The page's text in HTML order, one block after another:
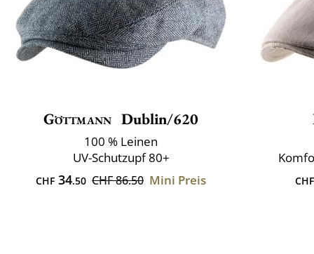
Göttmann Dublin/620
100 % Leinen
UV-Schutzupf 80+
CHF 34.50 CHF 86.50 Mini Preis CHF